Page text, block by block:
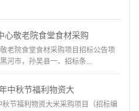
心敬老院食堂食材采购
老院食堂食材采购项目招标公告项
河市，孙吴县一、招标条...
中秋节福利物资大
节福利物资大米采购项目（招标编